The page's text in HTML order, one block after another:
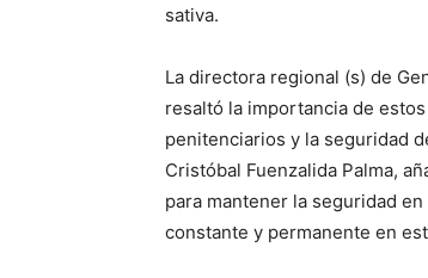
sativa.
La directora regional (s) de
resaltó la importancia de
penitenciarios y la seguridad
Cristóbal Fuenzalida Palma,
para mantener la seguridad
constante y permanente en